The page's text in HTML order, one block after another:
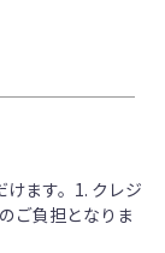
ます。1. クレジ
ご負担となりま